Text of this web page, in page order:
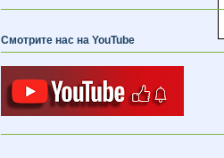
Смотрите нас на YouTube